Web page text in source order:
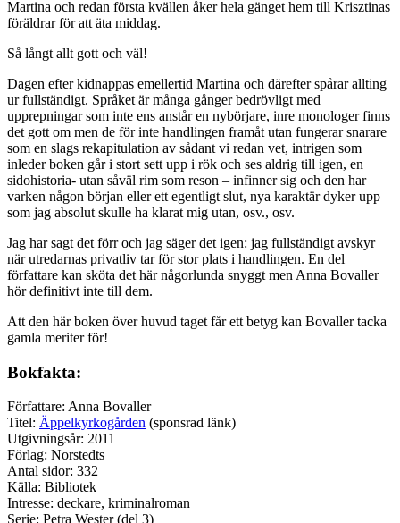
Martina och redan första kvällen åker hela gänget hem till Krisztinas
föräldrar för att äta middag.
Så långt allt gott och väl!
Dagen efter kidnappas emellertid Martina och därefter spårar allting
ur fullständigt. Språket är många gånger bedrövligt med
upprepningar som inte ens anstår en nybörjare, inre monologer finns
det gott om men de för inte handlingen framåt utan fungerar snarare
som en slags rekapitulation av sådant vi redan vet, intrigen som
inleder boken går i stort sett upp i rök och ses aldrig till igen, en
sidohistoria- utan såväl rim som reson – infinner sig och den har
varken någon början eller ett egentligt slut, nya karaktär dyker upp
som jag absolut skulle ha klarat mig utan, osv., osv.
Jag har sagt det förr och jag säger det igen: jag fullständigt avskyr
när utredarnas privatliv tar för stor plats i handlingen. En del
författare kan sköta det här någorlunda snyggt men Anna Bovaller
hör definitivt inte till dem.
Att den här boken över huvud taget får ett betyg kan Bovaller tacka
gamla meriter för!
Bokfakta:
Författare: Anna Bovaller
Titel: Äppelkyrkogården (sponsrad länk)
Utgivningsår: 2011
Förlag: Norstedts
Antal sidor: 332
Källa: Bibliotek
Intresse: deckare, kriminalroman
Serie: Petra Wester (del 3)